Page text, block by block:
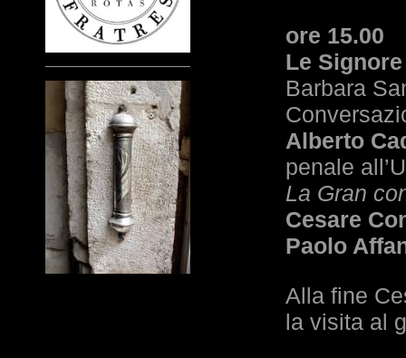
ore 15.00
Le
Barbara
Alberto
penale
La Gran
Cesare
Paolo
Alla fine
la visita al